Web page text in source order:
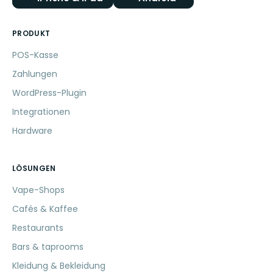
PRODUKT
POS-Kasse
Zahlungen
WordPress-Plugin
Integrationen
Hardware
LÖSUNGEN
Vape-Shops
Cafés & Kaffee
Restaurants
Bars & taprooms
Kleidung & Bekleidung